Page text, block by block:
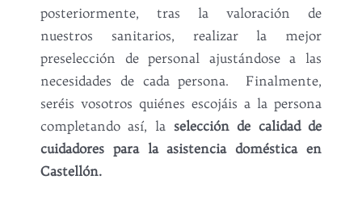
posteriormente, tras la valoración de
nuestros sanitarios, realizar la mejor
preselección de personal ajustándose a las
necesidades de cada persona. Finalmente,
seréis vosotros quiénes escojáis a la persona
completando así, la selección de calidad de
cuidadores para la asistencia doméstica en
Castellón.